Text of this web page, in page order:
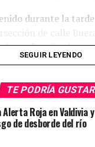
durante la
de calle
de ser fiscalizado
vinculadas a
encontraron
lo que motivó
SEGUIR LEYENDO
TE PODRÍA GUSTAR
Alerta Roja en Valdivia y
de desborde del río